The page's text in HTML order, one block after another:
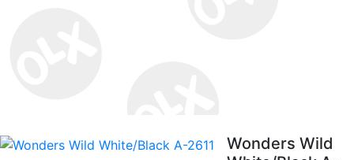
Wonders Wild